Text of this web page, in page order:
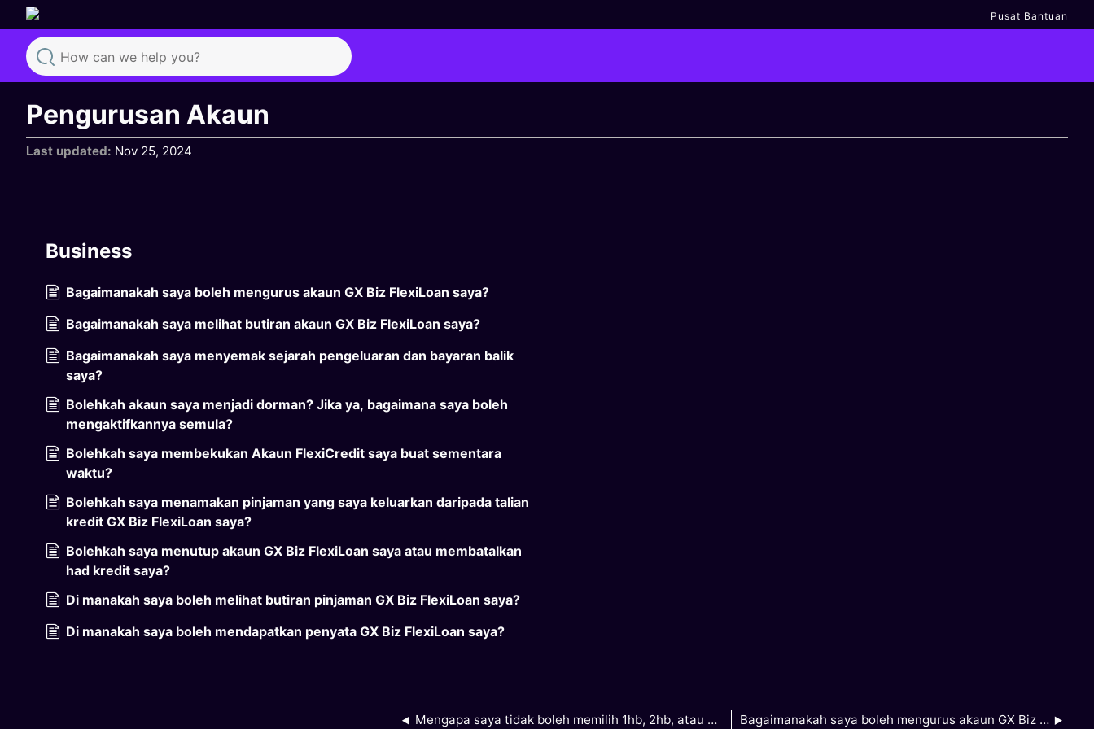
Pusat Bantuan
Search
Pengurusan Akaun
Last updated Nov 25, 2024
Business
Bagaimanakah saya boleh mengurus akaun GX Biz FlexiLoan saya?
Bagaimanakah saya melihat butiran akaun GX Biz FlexiLoan saya?
Bagaimanakah saya menyemak sejarah pengeluaran dan bayaran balik
saya?
Bolehkah akaun saya menjadi dorman? Jika ya, bagaimana saya boleh
mengaktifkannya semula?
Bolehkah saya membekukan Akaun FlexiCredit saya buat sementara
waktu?
Bolehkah saya menamakan pinjaman yang saya keluarkan daripada talian
kredit GX Biz FlexiLoan saya?
Bolehkah saya menutup akaun GX Biz FlexiLoan saya atau membatalkan
had kredit saya?
Di manakah saya boleh melihat butiran pinjaman GX Biz FlexiLoan saya?
Di manakah saya boleh mendapatkan penyata GX Biz FlexiLoan saya?
Mengapa saya tidak boleh memilih 1hb, 2hb, atau 3hb sebagai tarikh bayaran balik bulanan saya? Bagaimanakah saya boleh mengurus akaun GX Biz FlexiLoan saya?